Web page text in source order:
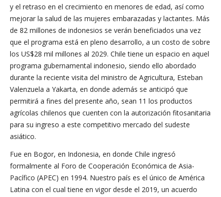
y el retraso en el crecimiento en menores de edad, así como
mejorar la salud de las mujeres embarazadas y lactantes. Más
de 82 millones de indonesios se verán beneficiados una vez
que el programa está en pleno desarrollo, a un costo de sobre
los US$28 mil millones al 2029. Chile tiene un espacio en aquel
programa gubernamental indonesio, siendo ello abordado
durante la reciente visita del ministro de Agricultura, Esteban
Valenzuela a Yakarta, en donde además se anticipó que
permitirá a fines del presente año, sean 11 los productos
agrícolas chilenos que cuenten con la autorización fitosanitaria
para su ingreso a este competitivo mercado del sudeste
asiático.
Fue en Bogor, en Indonesia, en donde Chile ingresó
formalmente al Foro de Cooperación Económica de Asia-
Pacífico (APEC) en 1994. Nuestro país es el único de América
Latina con el cual tiene en vigor desde el 2019, un acuerdo